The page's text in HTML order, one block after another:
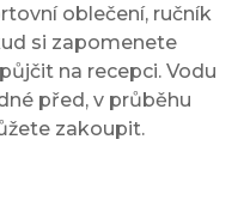
oblečení, ručník
si zapomenete
na recepci. Vodu
před, v průběhu
zakoupit.